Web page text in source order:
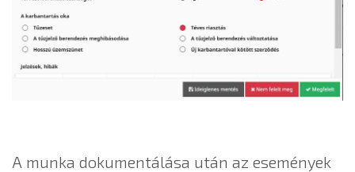
A munka dokumentálása után az események